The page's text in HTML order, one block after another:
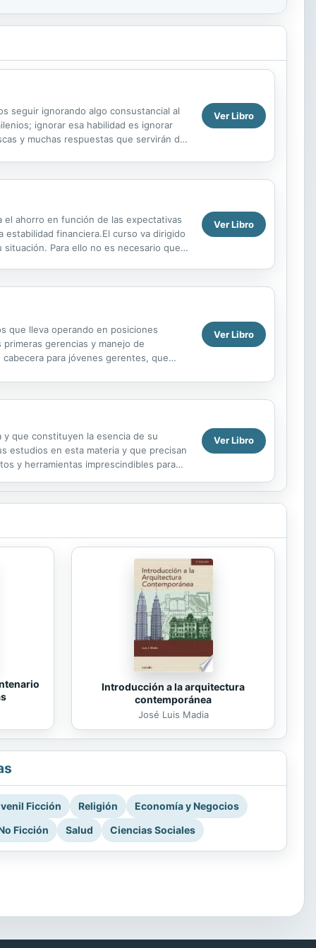
seguir ignorando algo consustancial al
ignorar esa habilidad es ignorar
y muchas respuestas que servirán de
Ver Libro
el ahorro en función de las expectativas
financiera.El curso va dirigido
Para ello no es necesario que
Ver Libro
que lleva operando en posiciones
gerencias y manejo de
para jóvenes gerentes, que
Ver Libro
y que constituyen la esencia de su
estudios en esta materia y que precisan
y herramientas imprescindibles para
Ver Libro
Introducción a la arquitectura
contemporánea
José Luis Madia
Ficción Religión
Economía y Negocios
Ficción
Salud Ciencias Sociales